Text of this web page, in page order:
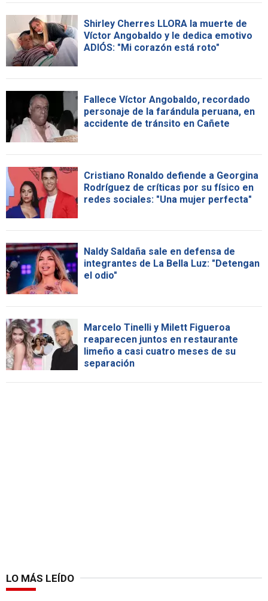
Shirley Cherres LLORA la muerte de
Víctor Angobaldo y le dedica emotivo
ADIÓS: "Mi corazón está roto"
Fallece Víctor Angobaldo, recordado
personaje de la farándula peruana, en
accidente de tránsito en Cañete
Cristiano Ronaldo defiende a Georgina
Rodríguez de críticas por su físico en
redes sociales: "Una mujer perfecta"
Naldy Saldaña sale en defensa de
integrantes de La Bella Luz: "Detengan
el odio"
Marcelo Tinelli y Milett Figueroa
reaparecen juntos en restaurante
limeño a casi cuatro meses de su
separación
LO MÁS LEÍDO